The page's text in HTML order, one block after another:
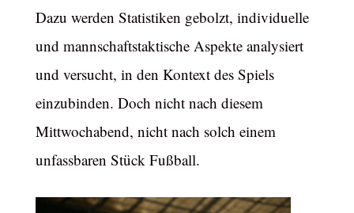
Dazu werden Statistiken gebolzt, individuelle
und mannschaftstaktische Aspekte analysiert
und versucht, in den Kontext des Spiels
einzubinden. Doch nicht nach diesem
Mittwochabend, nicht nach solch einem
unfassbaren Stück Fußball.